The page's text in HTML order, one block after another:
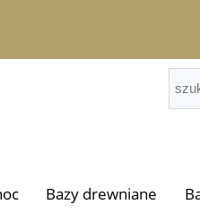
Bazy drewniane